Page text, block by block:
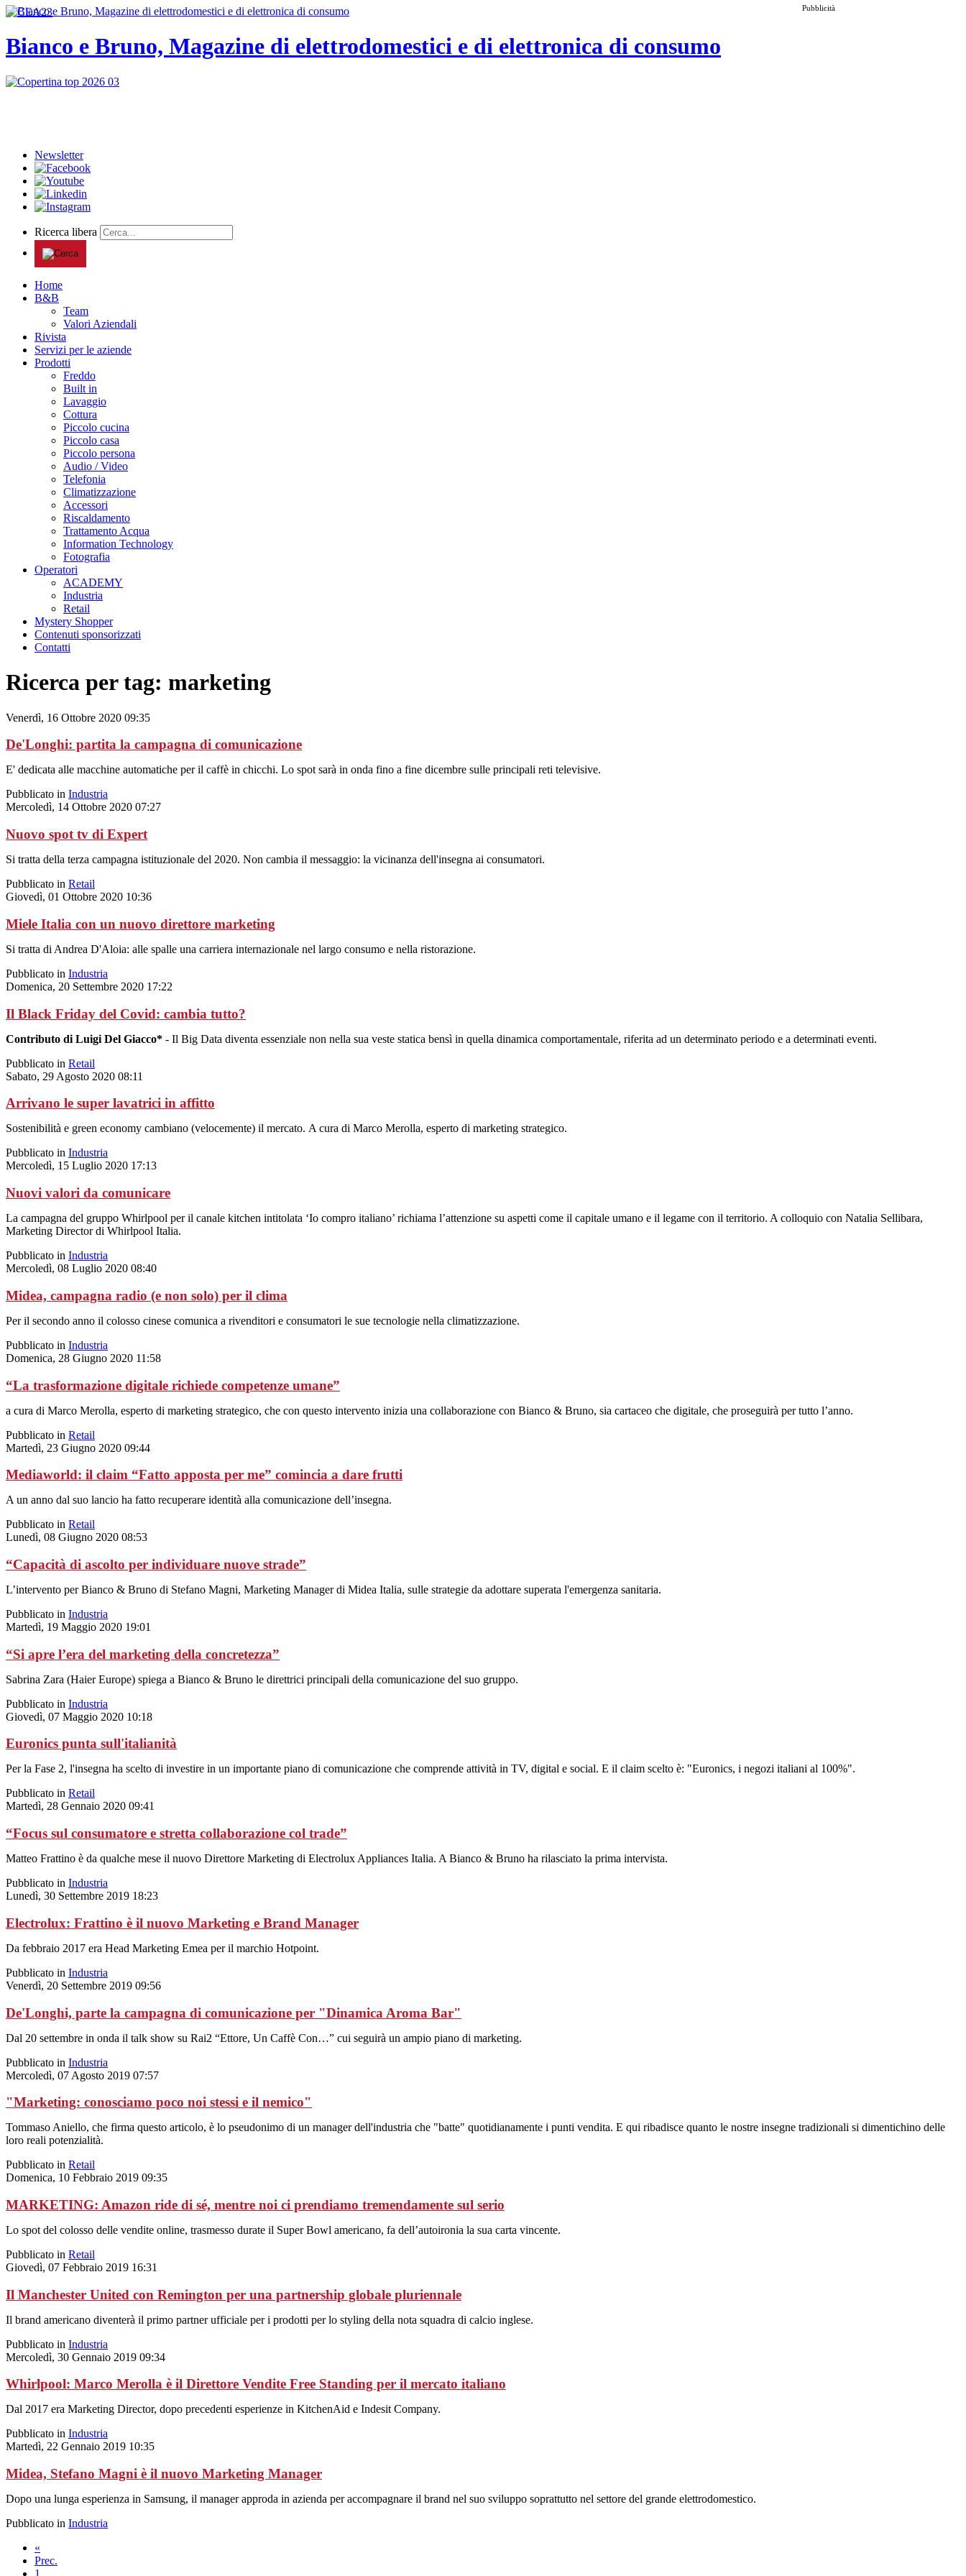
Pubblicità
Bianco e Bruno, Magazine di elettrodomestici e di elettronica di consumo
Newsletter
Ricerca libera
Home
B&B
Team
Valori Aziendali
Rivista
Servizi per le aziende
Prodotti
Freddo
Built in
Lavaggio
Cottura
Piccolo cucina
Piccolo casa
Piccolo persona
Audio / Video
Telefonia
Climatizzazione
Accessori
Riscaldamento
Trattamento Acqua
Information Technology
Fotografia
Operatori
ACADEMY
Industria
Retail
Mystery Shopper
Contenuti sponsorizzati
Contatti
Ricerca per tag: marketing
Venerdì, 16 Ottobre 2020 09:35
De'Longhi: partita la campagna di comunicazione
E' dedicata alle macchine automatiche per il caffè in chicchi. Lo spot sarà in onda fino a fine dicembre sulle principali reti televisive.
Pubblicato in Industria
Mercoledì, 14 Ottobre 2020 07:27
Nuovo spot tv di Expert
Si tratta della terza campagna istituzionale del 2020. Non cambia il messaggio: la vicinanza dell'insegna ai consumatori.
Pubblicato in Retail
Giovedì, 01 Ottobre 2020 10:36
Miele Italia con un nuovo direttore marketing
Si tratta di Andrea D'Aloia: alle spalle una carriera internazionale nel largo consumo e nella ristorazione.
Pubblicato in Industria
Domenica, 20 Settembre 2020 17:22
Il Black Friday del Covid: cambia tutto?
Contributo di Luigi Del Giacco* - Il Big Data diventa essenziale non nella sua veste statica bensì in quella dinamica comportamentale, riferita ad un determinato periodo e a determinati eventi.
Pubblicato in Retail
Sabato, 29 Agosto 2020 08:11
Arrivano le super lavatrici in affitto
Sostenibilità e green economy cambiano (velocemente) il mercato. A cura di Marco Merolla, esperto di marketing strategico.
Pubblicato in Industria
Mercoledì, 15 Luglio 2020 17:13
Nuovi valori da comunicare
La campagna del gruppo Whirlpool per il canale kitchen intitolata ‘Io compro italiano’ richiama l’attenzione su aspetti come il capitale umano e il legame con il territorio. A colloquio con Natalia Sellibara,
Marketing Director di Whirlpool Italia.
Pubblicato in Industria
Mercoledì, 08 Luglio 2020 08:40
Midea, campagna radio (e non solo) per il clima
Per il secondo anno il colosso cinese comunica a rivenditori e consumatori le sue tecnologie nella climatizzazione.
Pubblicato in Industria
Domenica, 28 Giugno 2020 11:58
“La trasformazione digitale richiede competenze umane”
a cura di Marco Merolla, esperto di marketing strategico, che con questo intervento inizia una collaborazione con Bianco & Bruno, sia cartaceo che digitale, che proseguirà per tutto l’anno.
Pubblicato in Retail
Martedì, 23 Giugno 2020 09:44
Mediaworld: il claim “Fatto apposta per me” comincia a dare frutti
A un anno dal suo lancio ha fatto recuperare identità alla comunicazione dell’insegna.
Pubblicato in Retail
Lunedì, 08 Giugno 2020 08:53
“Capacità di ascolto per individuare nuove strade”
L’intervento per Bianco & Bruno di Stefano Magni, Marketing Manager di Midea Italia, sulle strategie da adottare superata l'emergenza sanitaria.
Pubblicato in Industria
Martedì, 19 Maggio 2020 19:01
“Si apre l’era del marketing della concretezza”
Sabrina Zara (Haier Europe) spiega a Bianco & Bruno le direttrici principali della comunicazione del suo gruppo.
Pubblicato in Industria
Giovedì, 07 Maggio 2020 10:18
Euronics punta sull'italianità
Per la Fase 2, l'insegna ha scelto di investire in un importante piano di comunicazione che comprende attività in TV, digital e social. E il claim scelto è: "Euronics, i negozi italiani al 100%".
Pubblicato in Retail
Martedì, 28 Gennaio 2020 09:41
“Focus sul consumatore e stretta collaborazione col trade”
Matteo Frattino è da qualche mese il nuovo Direttore Marketing di Electrolux Appliances Italia. A Bianco & Bruno ha rilasciato la prima intervista.
Pubblicato in Industria
Lunedì, 30 Settembre 2019 18:23
Electrolux: Frattino è il nuovo Marketing e Brand Manager
Da febbraio 2017 era Head Marketing Emea per il marchio Hotpoint.
Pubblicato in Industria
Venerdì, 20 Settembre 2019 09:56
De'Longhi, parte la campagna di comunicazione per "Dinamica Aroma Bar"
Dal 20 settembre in onda il talk show su Rai2 “Ettore, Un Caffè Con…” cui seguirà un ampio piano di marketing.
Pubblicato in Industria
Mercoledì, 07 Agosto 2019 07:57
"Marketing: conosciamo poco noi stessi e il nemico"
Tommaso Aniello, che firma questo articolo, è lo pseudonimo di un manager dell'industria che "batte" quotidianamente i punti vendita. E qui ribadisce quanto le nostre insegne tradizionali si dimentichino delle
loro reali potenzialità.
Pubblicato in Retail
Domenica, 10 Febbraio 2019 09:35
MARKETING: Amazon ride di sé, mentre noi ci prendiamo tremendamente sul serio
Lo spot del colosso delle vendite online, trasmesso durate il Super Bowl americano, fa dell’autoironia la sua carta vincente.
Pubblicato in Retail
Giovedì, 07 Febbraio 2019 16:31
Il Manchester United con Remington per una partnership globale pluriennale
Il brand americano diventerà il primo partner ufficiale per i prodotti per lo styling della nota squadra di calcio inglese.
Pubblicato in Industria
Mercoledì, 30 Gennaio 2019 09:34
Whirlpool: Marco Merolla è il Direttore Vendite Free Standing per il mercato italiano
Dal 2017 era Marketing Director, dopo precedenti esperienze in KitchenAid e Indesit Company.
Pubblicato in Industria
Martedì, 22 Gennaio 2019 10:35
Midea, Stefano Magni è il nuovo Marketing Manager
Dopo una lunga esperienza in Samsung, il manager approda in azienda per accompagnare il brand nel suo sviluppo soprattutto nel settore del grande elettrodomestico.
Pubblicato in Industria
«
Prec.